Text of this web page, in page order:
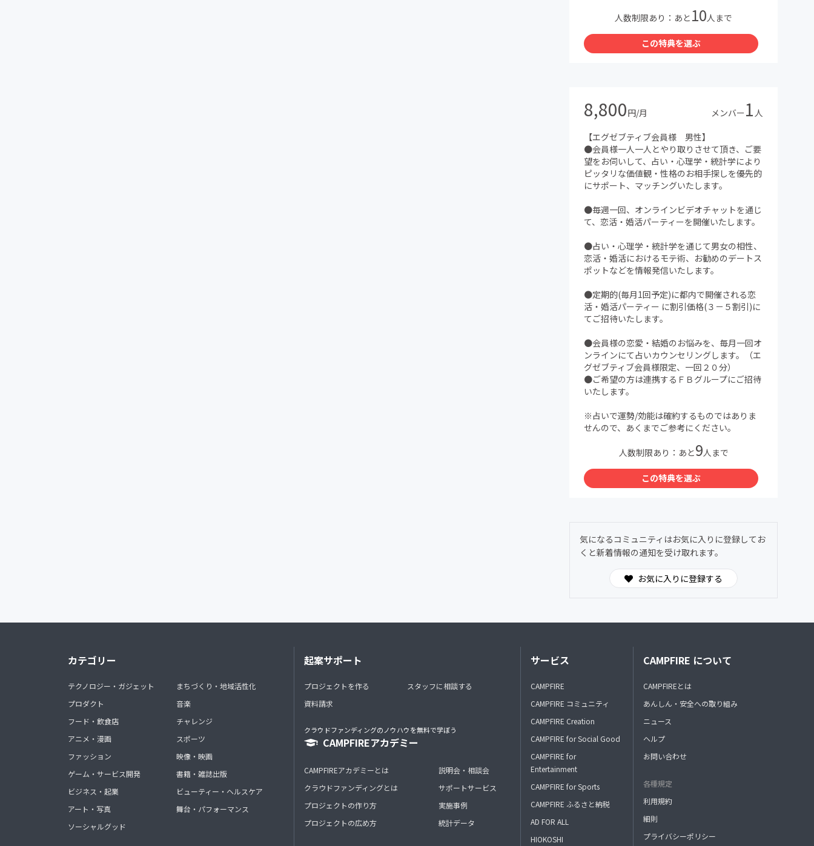
人数制限あり：あと 10人まで
この特典を選ぶ
8,800円/月 メンバー1 人
【エグゼブティブ会員様 男性】
●会員様一人一人とやり取りさせて頂き、ご要
望をお伺いして、占い・心理学・統計学により
ピッタリな価値観・性格のお相手探しを優先的
にサポート、マッチングいたします。
●毎週一回、オンラインビデオチャットを通じ
て、恋活・婚活パーティーを開催いたします。
●占い・心理学・統計学を通じて男女の相性、
恋活・婚活におけるモテ術、お勧めのデートス
ポットなどを情報発信いたします。
●定期的(毎月1回予定)に都内で開催される恋
活・婚活パーティー に割引価格(３－５割引)に
てご招待いたします。
●会員様の恋愛・結婚のお悩みを、毎月一回オ
ンラインにて占いカウンセリングします。（エ
グゼブティブ会員様限定、一回２０分）
●ご希望の方は連携するＦＢグループにご招待
いたします。
※占いで運勢/効能は確約するものではありま
せんので、あくまでご参考にください。
人数制限あり：あと9人まで
この特典を選ぶ
気になるコミュニティはお気に入りに登録してお
くと新着情報の通知を受け取れます。
お気に入りに登録する
カテゴリー
テクノロジー・ガジェット
プロダクト
フード・飲食店
アニメ・漫画
ファッション
ゲーム・サービス開発
ビジネス・起業
アート・写真
ソーシャルグッド
まちづくり・地域活性化
音楽
チャレンジ
スポーツ
映像・映画
書籍・雑誌出版
ビューティー・ヘルスケア
舞台・パフォーマンス
起案サポート
プロジェクトを作る
資料請求
スタッフに相談する
クラウドファンディングのノウハウを無料で学ぼう
CAMPFIREアカデミー
CAMPFIREアカデミーとは
クラウドファンディングとは
プロジェクトの作り方
プロジェクトの広め方
説明会・相談会
サポートサービス
実施事例
統計データ
サービス
CAMPFIRE
CAMPFIRE コミュニティ
CAMPFIRE Creation
CAMPFIRE for Social Good
CAMPFIRE for
Entertainment
CAMPFIRE for Sports
CAMPFIRE ふるさと納税
AD FOR ALL
HIOKOSHI
CAMPFIRE について
CAMPFIREとは
あんしん・安全への取り組み
ニュース
ヘルプ
お問い合わせ
各種規定
利用規約
細則
プライバシーポリシー